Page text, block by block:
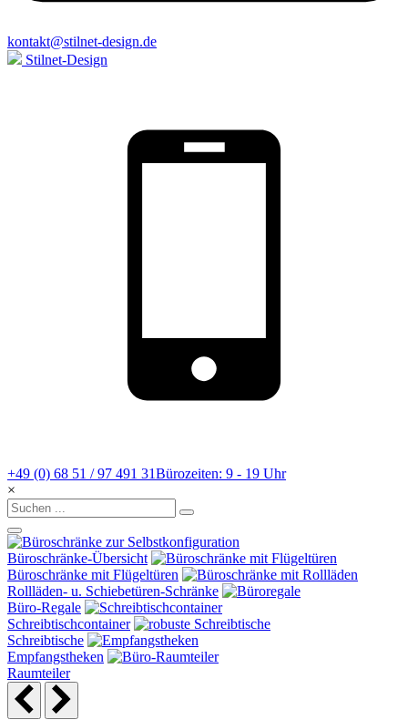
kontakt@stilnet-design.de
Stilnet-Design
+49 (0) 68 51 / 97 491 31Bürozeiten: 9 - 19 Uhr
×
Büroschränke-Übersicht
Büroschränke mit Flügeltüren
Rollläden- u. Schiebetüren-Schränke
Büro-Regale
Schreibtischcontainer
Schreibtische
Empfangstheken
Raumteiler